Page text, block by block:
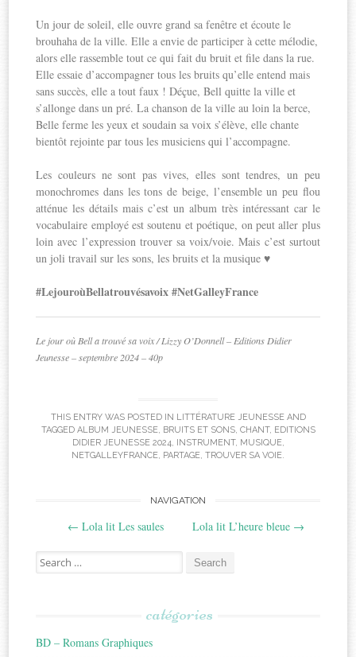
Un jour de soleil, elle ouvre grand sa fenêtre et écoute le
brouhaha de la ville. Elle a envie de participer à cette mélodie,
alors elle rassemble tout ce qui fait du bruit et file dans la rue.
Elle essaie d’accompagner tous les bruits qu’elle entend mais
sans succès, elle a tout faux ! Déçue, Bell quitte la ville et
s’allonge dans un pré. La chanson de la ville au loin la berce,
Belle ferme les yeux et soudain sa voix s’élève, elle chante
bientôt rejointe par tous les musiciens qui l’accompagne.
Les couleurs ne sont pas vives, elles sont tendres, un peu
monochromes dans les tons de beige, l’ensemble un peu flou
atténue les détails mais c’est un album très intéressant car le
vocabulaire employé est soutenu et poétique, on peut aller plus
loin avec l’expression trouver sa voix/voie. Mais c’est surtout
un joli travail sur les sons, les bruits et la musique ♥
#LejouroùBellatrouvésavoix #NetGalleyFrance
Le jour où Bell a trouvé sa voix / Lizzy O’Donnell – Editions Didier
Jeunesse – septembre 2024 – 40p
THIS ENTRY WAS POSTED IN LITTÉRATURE JEUNESSEAND
TAGGED ALBUM JEUNESSE, BRUITS ET SONS, CHANT, EDITIONS
DIDIER JEUNESSE 2024, INSTRUMENT, MUSIQUE,
NETGALLEYFRANCE, PARTAGE, TROUVER SA VOIE.
NAVIGATION
← Lola lit Les saules Lola lit L’heure bleue →
Search
for:
catégories
BD – Romans Graphiques